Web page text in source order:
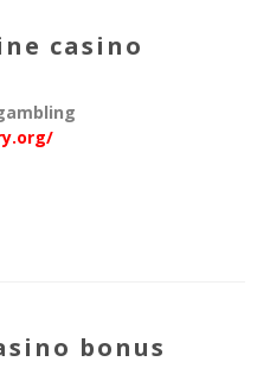
casino
bonus